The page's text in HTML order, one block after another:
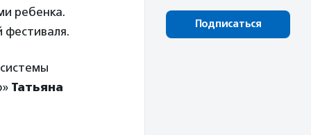
ребенка.
Татьяна
Подписаться